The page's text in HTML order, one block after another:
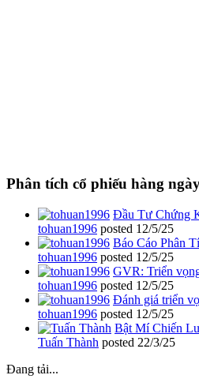
Phân tích cổ phiếu hàng
Đầu Tư Chứng
tohuan1996 posted 12/5/25
Báo Cáo Phân
tohuan1996 posted 12/5/25
GVR: Triển
tohuan1996 posted 12/5/25
Đánh giá triển
tohuan1996 posted 12/5/25
Bật Mí Chiến
Tuấn Thành posted 22/3/25
Đang tải...